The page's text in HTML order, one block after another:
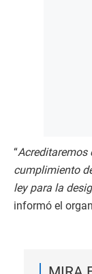
“Acreditaremos
cumplimiento
ley para la
informó el